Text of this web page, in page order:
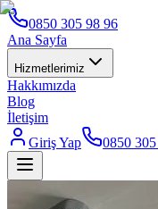
0850 305 98 96
Ana Sayfa
Hizmetlerimiz
Hakkımızda
Blog
İletişim
Giriş Yap
0850